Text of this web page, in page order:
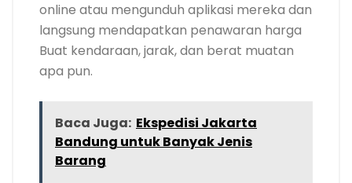
online atau mengunduh aplikasi mereka dan
langsung mendapatkan penawaran harga
Buat kendaraan, jarak, dan berat muatan
apa pun.
Baca Juga: Ekspedisi Jakarta
Bandung untuk Banyak Jenis
Barang